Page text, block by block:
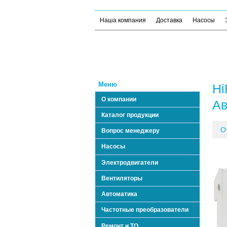
Наша компания Доставка Насосы
Меню
О компании
Каталог продукции
Вопрос менеджеру
Насосы
Электродвигатели
Вентиляторы
Автоматика
Частотные преобразователи